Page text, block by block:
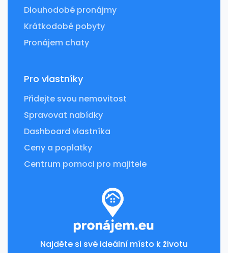
Dlouhodobé pronájmy
Krátkodobé pobyty
Pronájem chaty
Pro vlastníky
Přidejte svou nemovitost
Spravovat nabídky
Dashboard vlastníka
Ceny a poplatky
Centrum pomoci pro majitele
Najděte si své ideální místo k životu